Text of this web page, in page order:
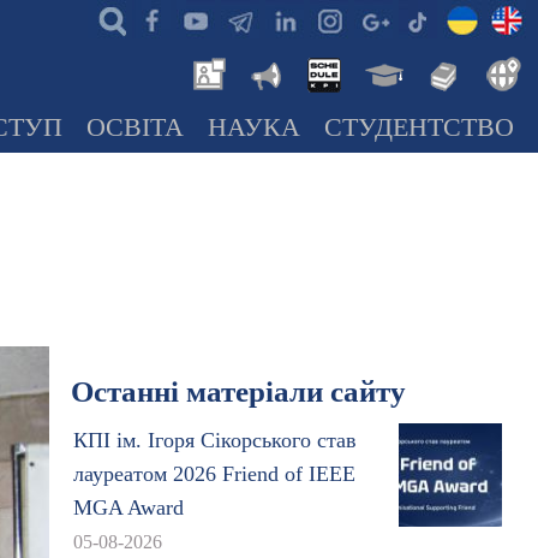
ОСВІТА НАУКА СТУДЕНТСТВО
Останні матеріали сайту
КПІ ім. Ігоря Сікорського став
лауреатом 2026 Friend of IEEE
MGA Award
05-08-2026